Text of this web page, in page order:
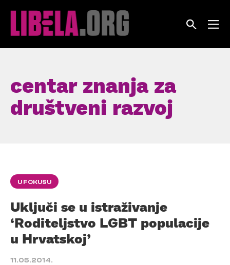
centar znanja za
društveni razvoj
U FOKUSU
Uključi se u istraživanje
‘Roditeljstvo LGBT populacije
u Hrvatskoj’
11.05.2014.